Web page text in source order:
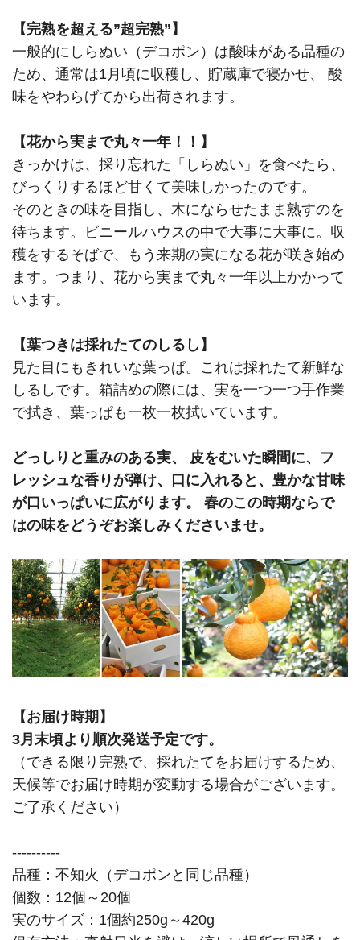
【完熟を超える”超完熟”】
一般的にしらぬい（デコポン）は酸味がある品種の
ため、通常は1月頃に収穫し、貯蔵庫で寝かせ、 酸
味をやわらげてから出荷されます。
【花から実まで丸々一年！！】
きっかけは、採り忘れた「しらぬい」を食べたら、
びっくりするほど甘くて美味しかったのです。
そのときの味を目指し、木にならせたまま熟すのを
待ちます。ビニールハウスの中で大事に大事に。収
穫をするそばで、もう来期の実になる花が咲き始め
ます。つまり、花から実まで丸々一年以上かかって
います。
【葉つきは採れたてのしるし】
見た目にもきれいな葉っぱ。これは採れたて新鮮な
しるしです。箱詰めの際には、実を一つ一つ手作業
で拭き、葉っぱも一枚一枚拭いています。
どっしりと重みのある実、 皮をむいた瞬間に、フ
レッシュな香りが弾け、口に入れると、豊かな甘味
が口いっぱいに広がります。 春のこの時期ならで
はの味をどうぞお楽しみくださいませ。
【お届け時期】
3月末頃より順次発送予定です。
（できる限り完熟で、採れたてをお届けするため、
天候等でお届け時期が変動する場合がございます。
ご了承ください）
----------
品種：不知火（デコポンと同じ品種）
個数：12個～20個
実のサイズ：1個約250g～420g